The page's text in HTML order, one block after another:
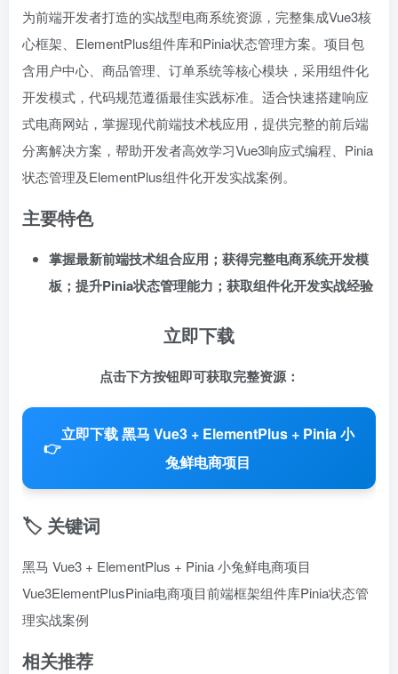
为前端开发者打造的实战型电商系统资源，完整集成Vue3核
心框架、ElementPlus组件库和Pinia状态管理方案。项目包
含用户中心、商品管理、订单系统等核心模块，采用组件化
开发模式，代码规范遵循最佳实践标准。适合快速搭建响应
式电商网站，掌握现代前端技术栈应用，提供完整的前后端
分离解决方案，帮助开发者高效学习Vue3响应式编程、Pinia
状态管理及ElementPlus组件化开发实战案例。
主要特色
掌握最新前端技术组合应用；获得完整电商系统开发模
板；提升Pinia状态管理能力；获取组件化开发实战经验
立即下载
点击下方按钮即可获取完整资源：
👉
立即下载 黑马 Vue3 + ElementPlus + Pinia 小
兔鲜电商项目
🏷️ 关键词
黑马 Vue3 + ElementPlus + Pinia 小兔鲜电商项目
Vue3ElementPlusPinia电商项目前端框架组件库Pinia状态管
理实战案例
相关推荐